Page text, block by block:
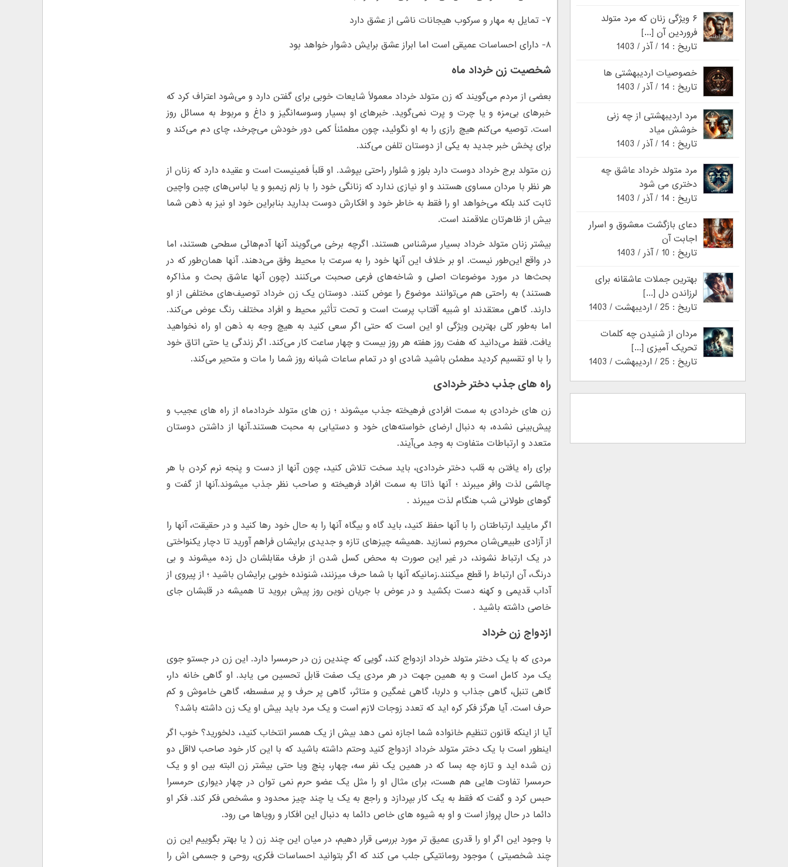
۷- تمایل به مهار و سرکوب هیجانات ناشی از عشق دارد
۸- دارای احساسات عمیقی است اما ابراز عشق برایش دشوار خواهد بود
شخصیت زن خرداد ماه
بعضی از مردم می‌گویند که زن متولد خرداد معمولاً شایعات خوبی برای گفتن دارد و می‌شود اعتراف کرد که
خبرهای بی‌مزه و یا چرت و پرت نمی‌‌گوید. ‌خبرهای او بسیار وسوسه‌انگیز و داغ و مربوط به مسائل روز
است. توصیه می‌کنم هیچ رازی را به او نگوئید، چون مطمئناً کمی دور خودش می‌چرخد، چای دم می‌کند و
برای پخش خبر جدید به یکی از دوستان تلفن می‌کند.
زن متولد برج خرداد دوست دارد بلوز و شلوار راحتی بپوشد. او قلباً‌ فمینیست است و عقیده دارد که زنان از
هر نظر با مردان مساوی هستند و او نیازی ندارد که زنانگی خود را با زلم زیمبو و یا لباس‌های چین واچین
ثابت کند بلکه می‌خواهد او را فقط به خاطر خود و افکارش دوست بدارید بنابراین خود او نیز به ذهن شما
بیش از ظاهرتان علاقمند است.
بیشتر زنان متولد خرداد بسیار سرشناس هستند. اگرچه برخی می‌گویند آنها آدم‌هائی سطحی هستند، اما
در واقع این‌طور نیست. او بر خلاف این آنها خود را به سرعت با محیط وفق می‌دهند. آنها همان‌طور که در
بحث‌ها در مورد موضوعات اصلی و شاخه‌های فرعی صحبت می‌کنند (چون آنها عاشق بحث و مذاکره
هستند) به راحتی هم می‌توانند موضوع را عوض کنند. دوستان یک زن خرداد توصیف‌های مختلفی از او
دارند. گاهی معتقدند او شبیه آفتاب پرست است و تحت تأثیر محیط و افراد مختلف رنگ عوض می‌کند.
اما به‌طور کلی بهترین ویژگی او این است که حتی اگر سعی کنید به هیچ وجه به ذهن او راه نخواهید
یافت. فقط می‌دانید که هفت روز هفته هر روز بیست و چهار ساعت کار می‌کند. اگر زندگی یا حتی اتاق خود
را با او تقسیم کردید مطمئن باشید شادی او در تمام ساعات شبانه روز شما را مات و متحیر می‌کند.
راه های جذب دختر خردادی
زن های خردادی به سمت افرادی فرهیخته جذب میشوند ؛ زن های متولد خردادماه از راه های عجیب و
پیش‌بینی نشده، به دنبال ارضای خواسته‌های خود و دستیابی به محبت هستند.آنها از داشتن دوستان
متعدد و ارتباطات متفاوت به وجد می‌آیند.
برای راه یافتن به قلب دختر خردادی، باید سخت تلاش کنید، چون آنها از دست و پنجه نرم کردن با هر
چالشی لذت وافر میبرند ؛ آنها ذاتا به سمت افراد فرهیخته و صاحب نظر جذب میشوند.آنها از گفت ‌و
گوهای طولانی شب هنگام لذت میبرند .
اگر مایلید ارتباطتان را با آنها حفظ کنید، باید گاه و بیگاه آنها را به حال خود رها کنید و در حقیقت، آنها را
از آزادی طبیعی‌شان محروم نسازید .همیشه چیزهای تازه و جدیدی برایشان فراهم آورید تا دچار یکنواختی
در یک ارتباط نشوند، در غیر این صورت به محض کسل شدن از طرف مقابلشان دل زده میشوند و بی
درنگ، آن ارتباط را قطع میکنند.زمانیکه آنها با شما حرف میزنند، شنونده خوبی برایشان باشید ؛ از پیروی از
آداب قدیمی و کهنه دست بکشید و در عوض با جریان نوین روز پیش بروید تا همیشه در قلبشان جای
خاصی داشته باشید .
ازدواج زن خرداد
مردی که با یک دختر متولد خرداد ازدواج کند، گویی که چندین زن در حرمسرا دارد. این زن در جستو جوی
یک مرد کامل است و به همین جهت در هر مردی یک صفت قابل تحسین می یابد. او گاهی خانه دار،
گاهی تنبل، گاهی جذاب و دلربا، گاهی غمگین و متاثر، گاهی پر حرف و پر سفسطه، گاهی خاموش و کم
حرف است. آیا هرگز فکر کره اید که تعدد زوجات لازم است و یک مرد باید بیش او یک زن داشته باشد؟
آیا از اینکه قانون تنظیم خانواده شما اجازه نمی دهد بیش از یک همسر انتخاب کنید، دلخورید؟ خوب اگر
اینطور است با یک دختر متولد خرداد ازدواج کنید وحتم داشته باشید که با این کار خود صاحب لااقل دو
زن شده اید و تازه چه بسا که در همین یک نفر سه، چهار، پنچ ویا حتی بیشتر زن البته بین او و یک
حرمسرا تفاوت هایی هم هست، برای مثال او را مثل یک عضو حرم نمی توان در چهار دیواری حرمسرا
حبس کرد و گفت که فقط به یک کار بپردازد و راجع به یک یا چند چیز محدود و مشخص فکر کند. فکر او
دائما در حال پرواز است و او به شیوه های خاص دائما به دنبال این افکار و رویاها می رود.
با وجود این اگر او را قدری عمیق تر مورد بررسی قرار دهیم، در میان این چند زن ( یا بهتر بگوییم این زن
چند شخصیتی ) موجود رومانتیکی جلب می کند که اگر بتوانید احساسات فکری، روحی و جسمی اش را
۶ ویژگی زنان که مرد متولد
فروردین آن [...]
تاریخ : 14 / آذر / 1403
خصوصیات اردیبهشتی ها
تاریخ : 14 / آذر / 1403
مرد اردیبهشتی از چه زنی
خوشش میاد
تاریخ : 14 / آذر / 1403
مرد متولد خرداد عاشق چه
دختری می شود
تاریخ : 14 / آذر / 1403
دعای بازگشت معشوق و اسرار
اجابت آن
تاریخ : 10 / آذر / 1403
بهترین جملات عاشقانه برای
لرزاندن دل [...]
تاریخ : 25 / اردیبهشت / 1403
مردان از شنیدن چه کلمات
تحریک آمیزی [...]
تاریخ : 25 / اردیبهشت / 1403